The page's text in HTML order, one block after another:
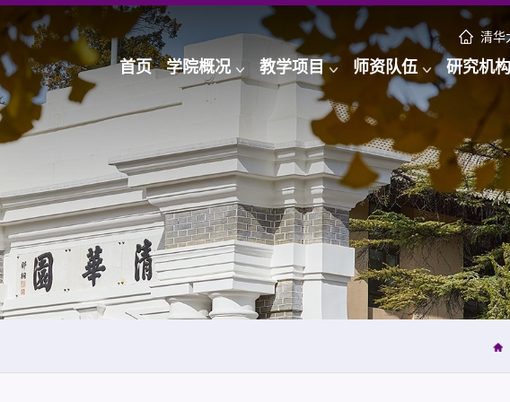
清华
首页 学院概况 教学项目 师资队伍 研究机构